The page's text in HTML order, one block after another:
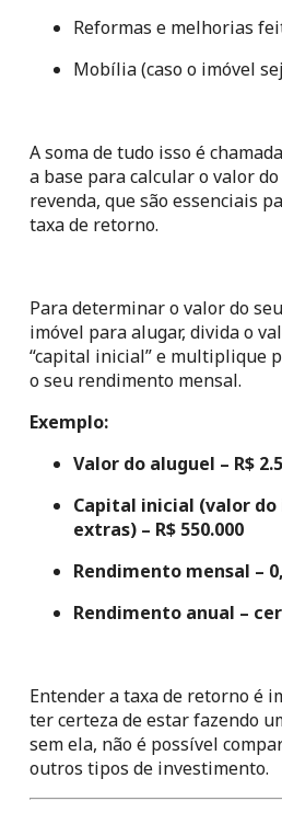
Reformas e melhorias
Mobília (caso o imóvel
A soma de tudo isso é
a base para calcular o valor
revenda, que são essenciais
taxa de retorno.
Para determinar o valor do
imóvel para alugar, divida o
“capital inicial” e multiplique
o seu rendimento mensal.
Exemplo:
Valor do aluguel – R$
Capital inicial (valor
extras) – R$ 550.000
Rendimento mensal –
Rendimento anual –
Entender a taxa de retorno é
ter certeza de estar fazendo
sem ela, não é possível
outros tipos de investimento.